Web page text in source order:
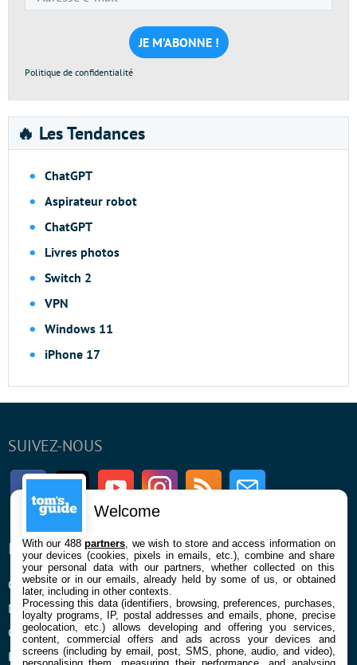
e-
mail
*
Politique de confidentialité
🔥 Les Tendances
ChatGPT
Aspirateur robot
ChatGPT
Livres photos
Switch 2
VPN
Windows 11
iPhone 17
SUIVEZ-NOUS
FacebookTwitter Youtube InstagramRSS Newsletter
ENTREPRISE
Qui sommes nous
Mentions légales et CGU
Confidentialité et Cookies
Préférences cookies
À PROPOS
La rédaction
Contact
Welcome
With our 488partners , we wish to store and access information on
your devices (cookies, pixels in emails, etc.), combine and share
your personal data with our partners, whether collected on this
website or in our emails, already held by some of us, or obtained
later, including in other contexts.
Processing this data (identifiers, browsing, preferences, purchases,
loyalty programs, IP, postal addresses and emails, phone, precise
geolocation, etc.) allows developing and offering you services,
content, commercial offers and ads across your devices and
screens (including by email, post, SMS, phone, audio, and video),
personalising them, measuring their performance, and analysing